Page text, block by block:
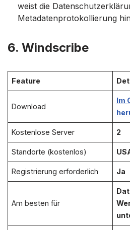
weist die
Metadatenprotokollierung
6. Windscribe
Feature
Download
Im
Kostenlose Server 2
Standorte (kostenlos)
Registrierung erforderlich Ja
Am besten für